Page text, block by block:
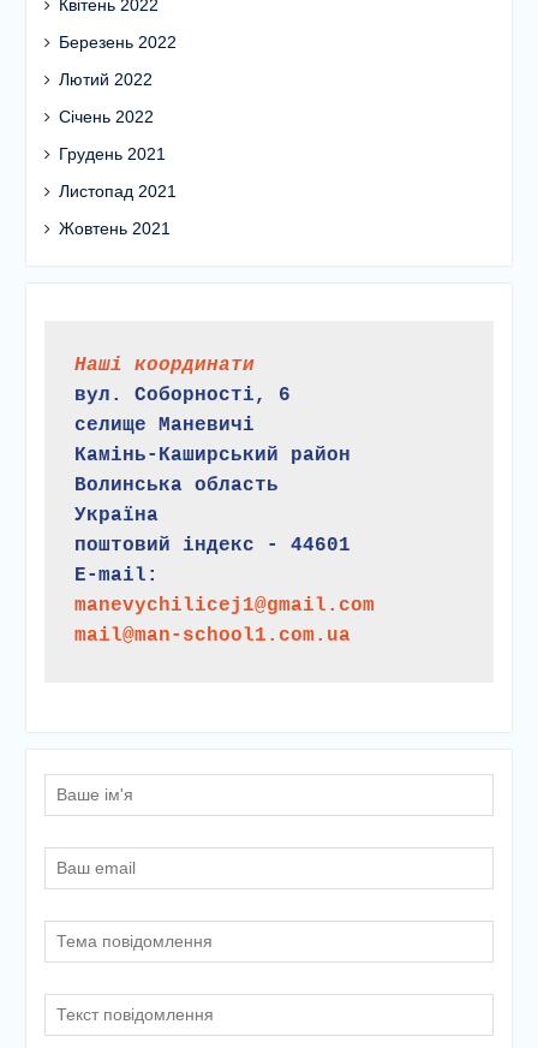
Квітень 2022
Березень 2022
Лютий 2022
Січень 2022
Грудень 2021
Листопад 2021
Жовтень 2021
Наші координати
вул. Соборності, 6
селище Маневичі
Камінь-Каширський район
Волинська область
Україна
поштовий індекс - 44601
E-mail:
manevychilicej1@gmail.com
mail@man-school1.com.ua